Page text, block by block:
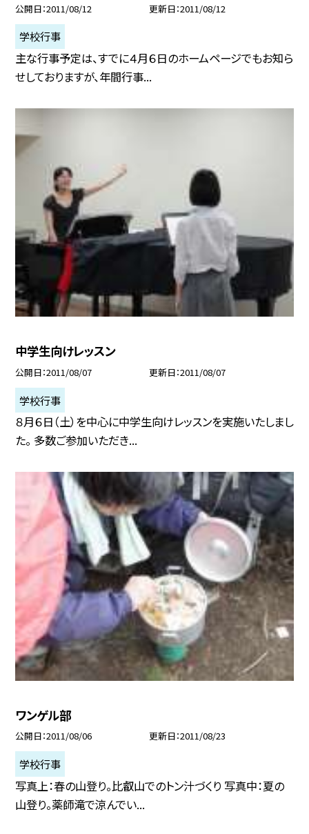
公開日 2011/08/12 更新日 2011/08/12
学校行事
主な行事予定は、すでに４月６日のホームページでもお知ら
せしておりますが、年間行事...
中学生向けレッスン
公開日 2011/08/07 更新日 2011/08/07
学校行事
８月６日（土）を中心に中学生向けレッスンを実施いたしまし
た。 多数ご参加いただき...
ワンゲル部
公開日 2011/08/06 更新日 2011/08/23
学校行事
写真上：春の山登り。比叡山でのトン汁づくり 写真中：夏の
山登り。薬師滝で涼んでい...